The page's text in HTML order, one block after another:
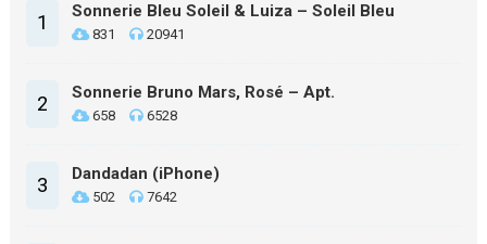
1 Sonnerie Bleu Soleil & Luiza – Soleil Bleu
831 20941
2 Sonnerie Bruno Mars, Rosé – Apt.
658 6528
3 Dandadan (iPhone)
502 7642